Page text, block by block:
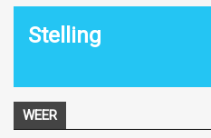
Stelling
WEER